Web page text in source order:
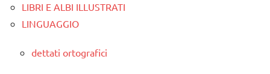
LIBRI E ALBI ILLUSTRATI
LINGUAGGIO
dettati ortografici